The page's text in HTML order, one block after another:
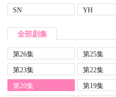
SN
YH
全部剧集
第26集 第25集
第23集
第22集
第20集
第19集